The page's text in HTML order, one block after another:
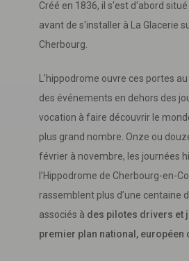
Créé en 1836, il s'est d'abord
avant de s'installer à La Glacerie
Cherbourg.
L'hippodrome ouvre ces portes
des événements en dehors des
vocation à faire découvrir le
plus grand nombre. Onze ou
février à novembre, les journées
l’Hippodrome de Cherbourg-en-
rassemblent plus d’une centaine
associés à des pilotes drivers et
premier plan national, européen